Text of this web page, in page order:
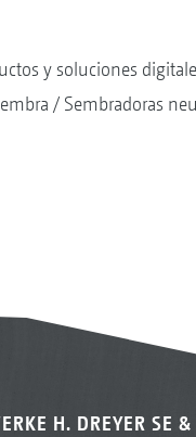
y soluciones
Sembradoras
H. DREYER SE &